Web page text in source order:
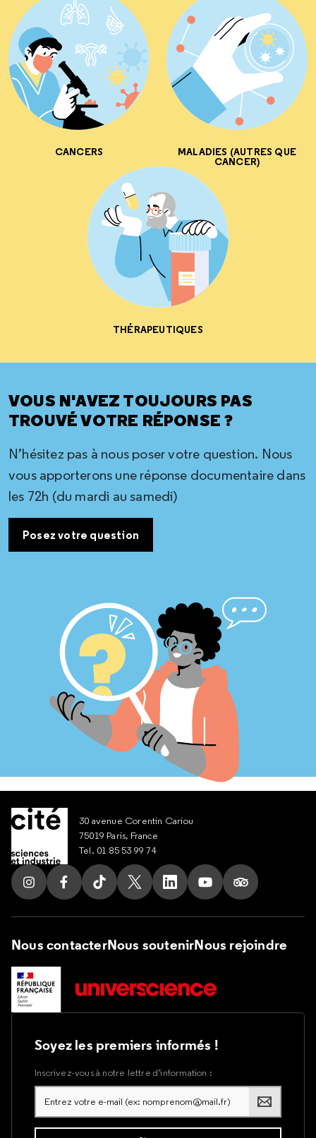
CANCERS MALADIES (AUTRES QUE
CANCER)
THÉRAPEUTIQUES
VOUS N'AVEZ TOUJOURS PAS
TROUVÉ VOTRE RÉPONSE ?
N’hésitez pas à nous poser votre question. Nous
vous apporterons une réponse documentaire dans
les 72h (du mardi au samedi)
Posez votre question
30 avenue Corentin Cariou
75019 Paris, France
Tel. 01 85 53 99 74
Suivez nous sur Instagram
Suivez nous sur Facebook
Suivez nous sur Tik Tok
Suivez nous sur X
Suivez nous sur LinkedIn
Suivez nous sur
Suivez nous
Nous contacterNous soutenirNous rejoindre
Soyez les premiers informés !
Inscrivez-vous à notre lettre d’information :